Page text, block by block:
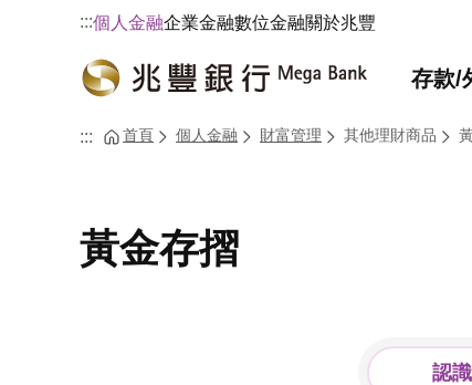
:::個人金融企業金融數位金融關於兆豐
存款/
::: 首頁 個人金融 財富管理 其他理財商品
黃金存摺
認